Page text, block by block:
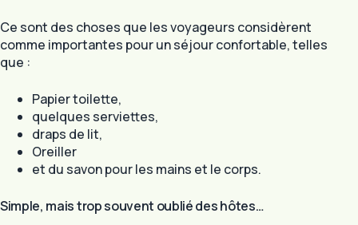
Ce sont des choses que les voyageurs considèrent
comme importantes pour un séjour confortable, telles
que :
Papier toilette,
quelques serviettes,
draps de lit,
Oreiller
et du savon pour les mains et le corps.
Simple, mais trop souvent oublié des hôtes…